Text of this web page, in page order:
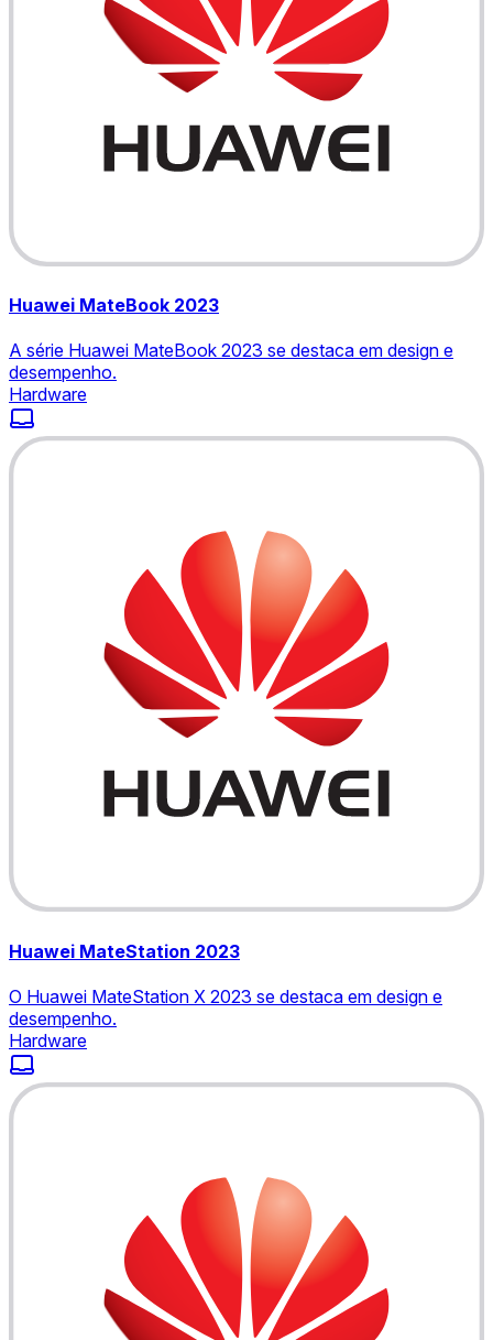
Huawei MateBook 2023
A série Huawei MateBook 2023 se destaca em design e
desempenho.
Hardware
Huawei MateStation 2023
O Huawei MateStation X 2023 se destaca em design e
desempenho.
Hardware